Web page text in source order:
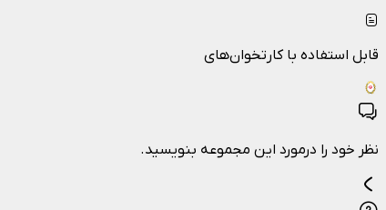
قابل استفاده با کارتخوان‌های
نظر خود را درمورد این مجموعه بنویسید.